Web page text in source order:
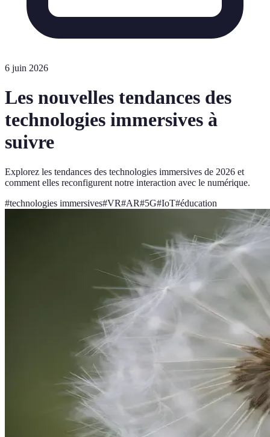
6 juin 2026
Les nouvelles tendances des
technologies immersives à
suivre
Explorez les tendances des technologies immersives de 2026 et
comment elles reconfigurent notre interaction avec le numérique.
#technologies immersives#VR#AR#5G#IoT#éducation